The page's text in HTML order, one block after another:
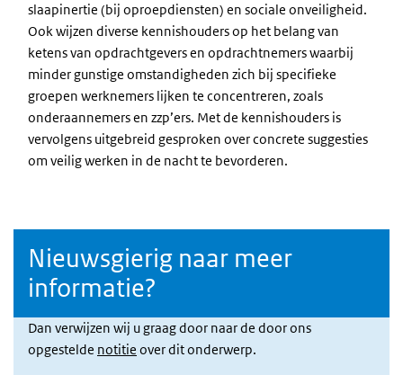
slaapinertie (bij oproepdiensten) en sociale onveiligheid.
Ook wijzen diverse kennishouders op het belang van
ketens van opdrachtgevers en opdrachtnemers waarbij
minder gunstige omstandigheden zich bij specifieke
groepen werknemers lijken te concentreren, zoals
onderaannemers en zzp’ers. Met de kennishouders is
vervolgens uitgebreid gesproken over concrete suggesties
om veilig werken in de nacht te bevorderen.
Nieuwsgierig naar meer
informatie?
Dan verwijzen wij u graag door naar de door ons
opgestelde notitie over dit onderwerp.